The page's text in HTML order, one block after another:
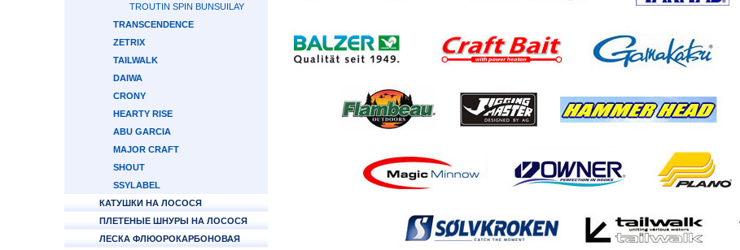
TROUTIN SPIN BUNSUILAY
TRANSCENDENCE
ZETRIX
TAILWALK
DAIWA
CRONY
HEARTY RISE
ABU GARCIA
MAJOR CRAFT
SHOUT
SSYLABEL
КАТУШКИ НА ЛОСОСЯ
ПЛЕТЕНЫЕ ШНУРЫ НА ЛОСОСЯ
ЛЕСКА ФЛЮОРОКАРБОНОВАЯ